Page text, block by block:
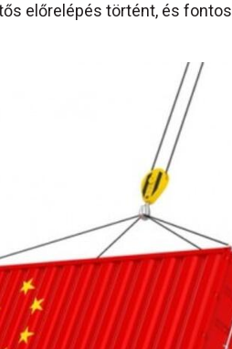
előrelépés történt, és fontos